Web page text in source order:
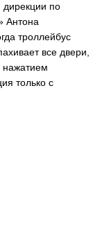
дирекции по
Антона
троллейбус
все двери,
нажатием
только с